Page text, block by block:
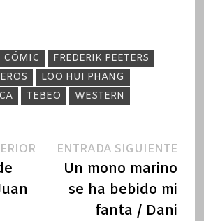
CÓMIC
FREDERIK PEETERS
LOO HUI PHANG
TEBEO WESTERN
Entrada
anterior:
ENTRADA SIGUIENTE
Un mono marino
se ha bebido mi
fanta / Dani